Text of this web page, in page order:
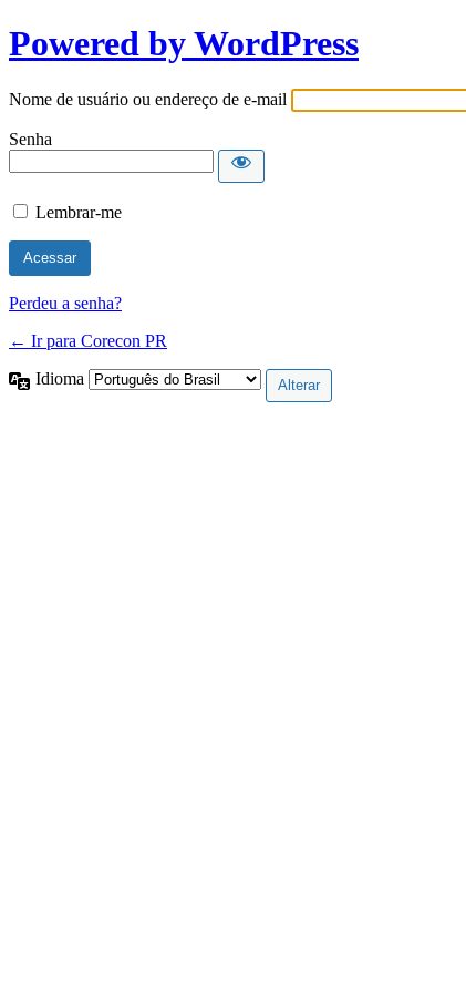
Powered by WordPress
Nome de usuário ou endereço de e-mail
Senha
Lembrar-me
Perdeu a senha?
← Ir para Corecon PR
Idioma